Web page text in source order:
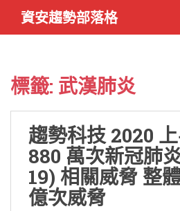
i
資安趨勢部落格
標籤: 武漢肺炎
趨勢科技 2020
880 萬次新冠肺
19) 相關威脅 整
億次威脅